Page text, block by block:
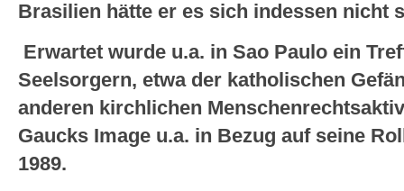
Brasilien hätte er es sich indessen nicht
Erwartet wurde u.a. in Sao Paulo ein
Seelsorgern, etwa der katholischen
anderen kirchlichen
Gaucks Image u.a. in Bezug auf seine
1989.